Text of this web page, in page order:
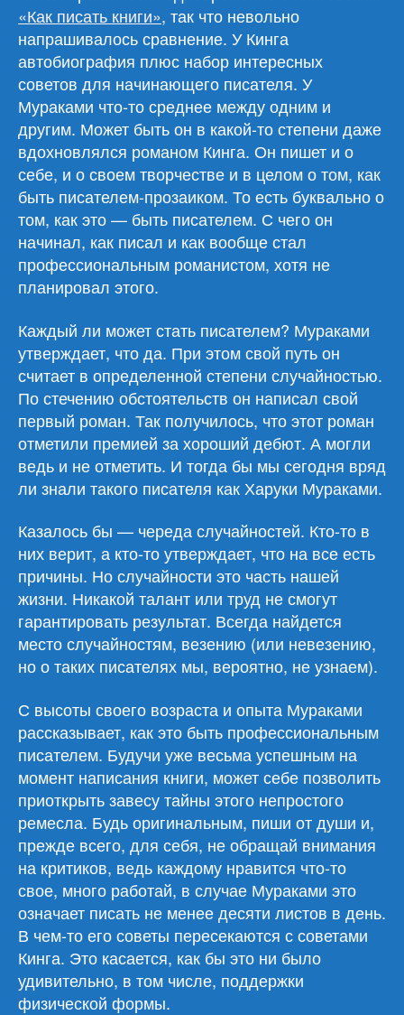
«Как писать книги», так что невольно
напрашивалось сравнение. У Кинга
автобиография плюс набор интересных
советов для начинающего писателя. У
Мураками что-то среднее между одним и
другим. Может быть он в какой-то степени даже
вдохновлялся романом Кинга. Он пишет и о
себе, и о своем творчестве и в целом о том, как
быть писателем-прозаиком. То есть буквально о
том, как это — быть писателем. С чего он
начинал, как писал и как вообще стал
профессиональным романистом, хотя не
планировал этого.
Каждый ли может стать писателем? Мураками
утверждает, что да. При этом свой путь он
считает в определенной степени случайностью.
По стечению обстоятельств он написал свой
первый роман. Так получилось, что этот роман
отметили премией за хороший дебют. А могли
ведь и не отметить. И тогда бы мы сегодня вряд
ли знали такого писателя как Харуки Мураками.
Казалось бы — череда случайностей. Кто-то в
них верит, а кто-то утверждает, что на все есть
причины. Но случайности это часть нашей
жизни. Никакой талант или труд не смогут
гарантировать результат. Всегда найдется
место случайностям, везению (или невезению,
но о таких писателях мы, вероятно, не узнаем).
С высоты своего возраста и опыта Мураками
рассказывает, как это быть профессиональным
писателем. Будучи уже весьма успешным на
момент написания книги, может себе позволить
приоткрыть завесу тайны этого непростого
ремесла. Будь оригинальным, пиши от души и,
прежде всего, для себя, не обращай внимания
на критиков, ведь каждому нравится что-то
свое, много работай, в случае Мураками это
означает писать не менее десяти листов в день.
В чем-то его советы пересекаются с советами
Кинга. Это касается, как бы это ни было
удивительно, в том числе, поддержки
физической формы.